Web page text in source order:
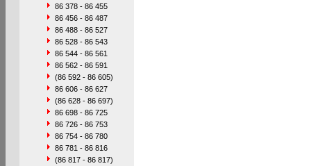
86 378 - 86 455
86 456 - 86 487
86 488 - 86 527
86 528 - 86 543
86 544 - 86 561
86 562 - 86 591
(86 592 - 86 605)
86 606 - 86 627
(86 628 - 86 697)
86 698 - 86 725
86 726 - 86 753
86 754 - 86 780
86 781 - 86 816
(86 817 - 86 817)